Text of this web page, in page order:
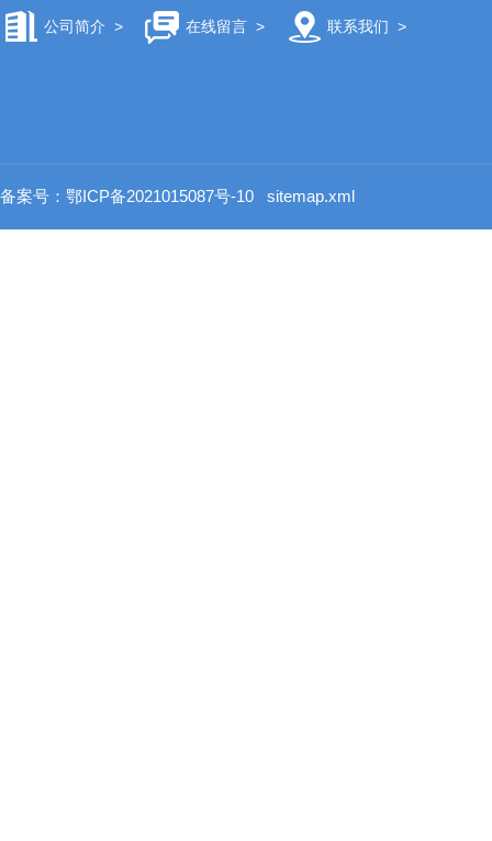
公司简介 > 在线留言> 联系我们 >
备案号：鄂ICP备2021015087号-10 sitemap.xml